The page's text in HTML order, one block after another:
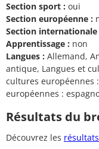
Section sport : oui
Section européenne :
Section internationale
Apprentissage : non
Langues : Allemand,
antique, Langues et
cultures européennes
européennes :
Résultats du
Découvrez les